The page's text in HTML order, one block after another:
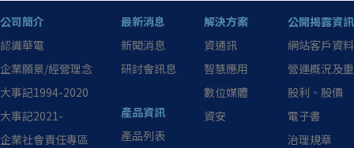
公司簡介
認識華電
企業願景/經營理念
大事記1994-2020
大事記2021-
企業社會責任專區
最新消息
新聞消息
研討會訊息
產品資訊
產品列表
解決方案
資通訊
智慧應用
數位媒體
資安
公開揭露資訊
網站客戶資
營運概況及
股利、股價
電子書
治理規章